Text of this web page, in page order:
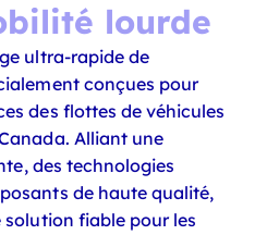
lourde
ultra-rapide de
conçues pour
des flottes de véhicules
Alliant une
des technologies
de haute qualité,
fiable pour les